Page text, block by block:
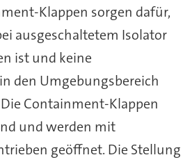
Klappen sorgen dafür,
ausgeschaltetem Isolator
ist und keine
den Umgebungsbereich
Containment-Klappen
und werden mit
geöffnet. Die Stellung